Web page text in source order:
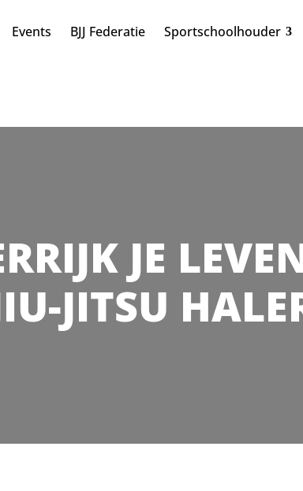
Events BJJ Federatie Sportschoolhouder
JE
JITSU